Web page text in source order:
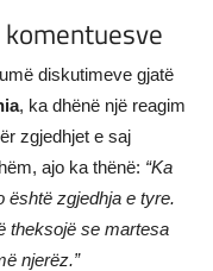
diskutimeve gjatë
, ka dhënë një reagim
zgjedhjet e saj
ajo ka thënë: “Ka
është zgjedhja e tyre.
theksojë se martesa
njerëz.”